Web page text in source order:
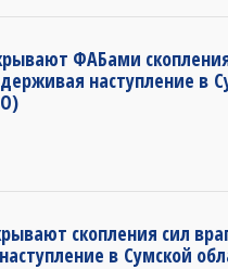
ФАБами
наступление в
скопления сил
в Сумской